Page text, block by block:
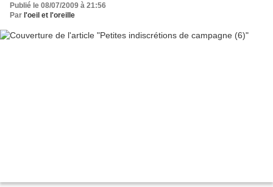
Publié le 08/07/2009 à 21:56
Par l'oeil et l'oreille